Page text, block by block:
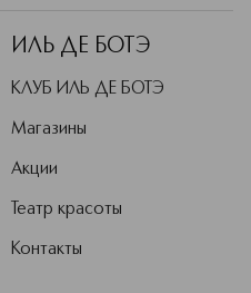
ИЛЬ ДЕ БОТЭ
КЛУБ ИЛЬ ДЕ БОТЭ
Магазины
Акции
Театр красоты
Контакты